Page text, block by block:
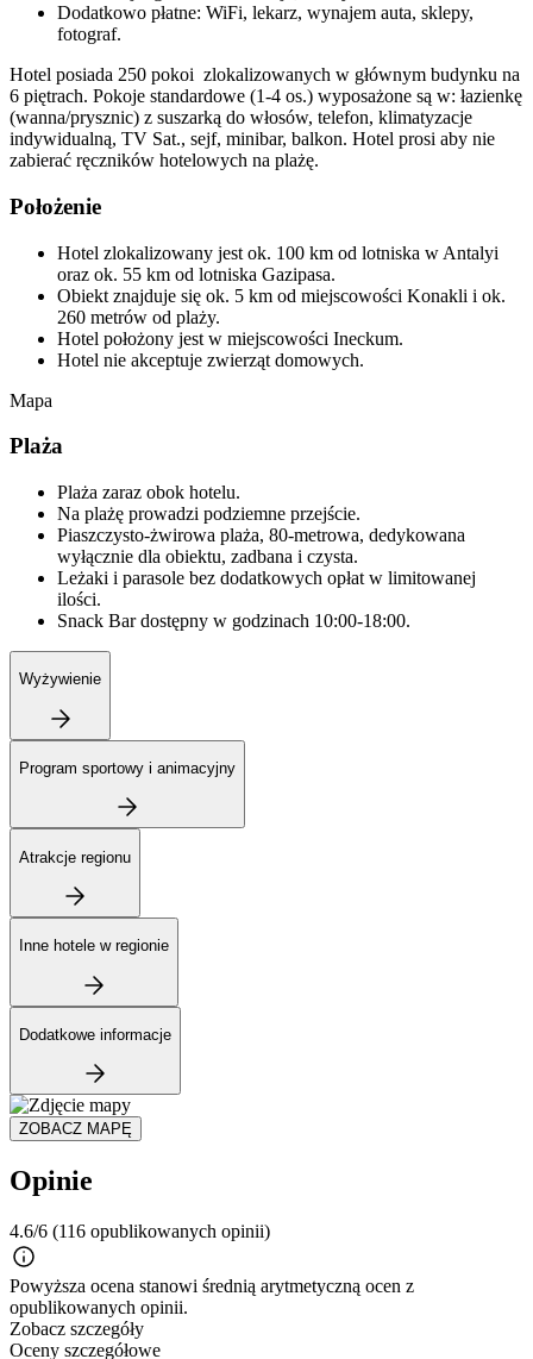
Dodatkowo płatne: WiFi, lekarz, wynajem auta, sklepy,
fotograf.
Hotel posiada 250 pokoi zlokalizowanych w głównym budynku na
6 piętrach. Pokoje standardowe (1-4 os.) wyposażone są w: łazienkę
(wanna/prysznic) z suszarką do włosów, telefon, klimatyzacje
indywidualną, TV Sat., sejf, minibar, balkon. Hotel prosi aby nie
zabierać ręczników hotelowych na plażę.
Położenie
Hotel zlokalizowany jest ok. 100 km od lotniska w Antalyi
oraz ok. 55 km od lotniska Gazipasa.
Obiekt znajduje się ok. 5 km od miejscowości Konakli i ok.
260 metrów od plaży.
Hotel położony jest w miejscowości Ineckum.
Hotel nie akceptuje zwierząt domowych.
Mapa
Plaża
Plaża zaraz obok hotelu.
Na plażę prowadzi podziemne przejście.
Piaszczysto-żwirowa plaża, 80-metrowa, dedykowana
wyłącznie dla obiektu, zadbana i czysta.
Leżaki i parasole bez dodatkowych opłat w limitowanej
ilości.
Snack Bar dostępny w godzinach 10:00-18:00.
Wyżywienie
Program sportowy i animacyjny
Atrakcje regionu
Inne hotele w regionie
Dodatkowe informacje
ZOBACZ MAPĘ
Opinie
4.6/6 (116 opublikowanych opinii)
Powyższa ocena stanowi średnią arytmetyczną ocen z
opublikowanych opinii.
Zobacz szczegóły
Oceny szczegółowe